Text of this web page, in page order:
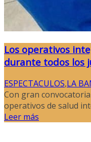
Los operativos
durante todos los
ESPECTACULOS,LA
Con gran
operativos de salud
Leer más